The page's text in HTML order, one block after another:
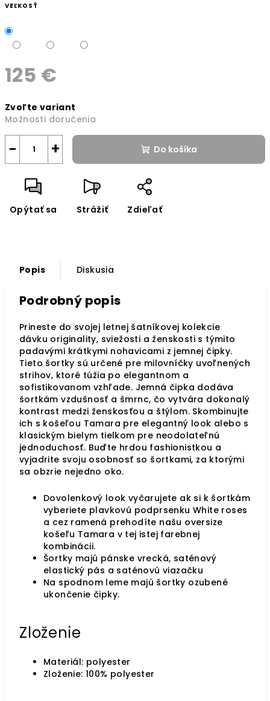
VEĽKOSŤ
125 €
cena:
Zvoľte variant
Možnosti doručenia
+
− Do košíka
Opýtať sa Strážiť Zdieľať
Popis Diskusia
Podrobný popis
Prineste do svojej letnej šatníkovej kolekcie
dávku originality, sviežosti a ženskosti s týmito
padavými krátkymi nohavicami z jemnej čipky.
Tieto šortky sú určené pre milovníčky uvoľnených
strihov, ktoré túžia po elegantnom a
sofistikovanom vzhľade. Jemná čipka dodáva
šortkám vzdušnosť a šmrnc, čo vytvára dokonalý
kontrast medzi ženskosťou a štýlom. Skombinujte
ich s košeľou Tamara pre elegantný look alebo s
klasickým bielym tielkom pre neodolateľnú
jednoduchosť. Buďte hrdou fashionistkou a
vyjadrite svoju osobnosť so šortkami, za ktorými
sa obzrie nejedno oko.
Dovolenkový look vyčarujete ak si k šortkám
vyberiete plavkovú podprsenku White roses
a cez ramená prehodíte našu oversize
košeľu Tamara v tej istej farebnej
kombinácii.
Šortky majú pánske vrecká, saténový
elastický pás a saténovú viazačku
Na spodnom leme majú šortky ozubené
ukončenie čipky.
Zloženie
Materiál: polyester
Zloženie: 100% polyester